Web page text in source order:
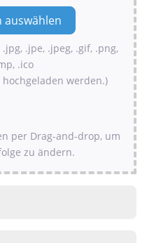
.jpe, .jpeg, .gif, .png,
.ico
werden.)
per Drag-and-drop, um
zu ändern.